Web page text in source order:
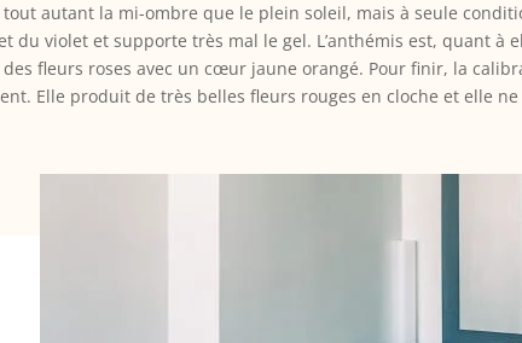
autant la mi-ombre que le plein soleil, mais à seule
violet et supporte très mal le gel. L’anthémis est, quant à
fleurs roses avec un cœur jaune orangé. Pour finir, la
Elle produit de très belles fleurs rouges en cloche et elle